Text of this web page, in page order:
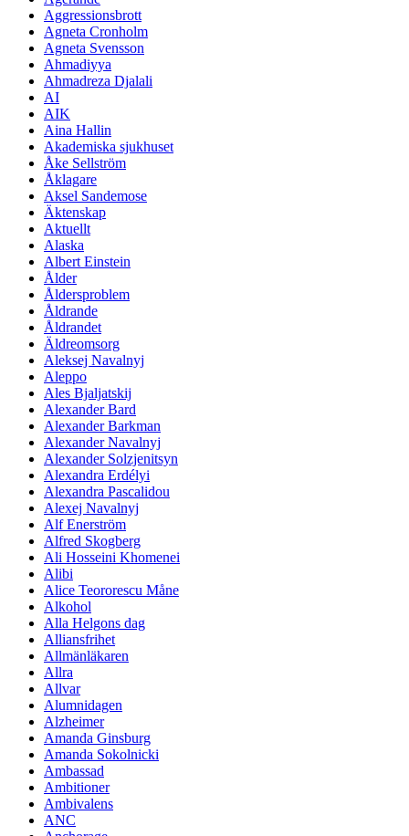
Aggressionsbrott
Agneta Cronholm
Agneta Svensson
Ahmadiyya
Ahmadreza Djalali
AI
AIK
Aina Hallin
Akademiska sjukhuset
Åke Sellström
Åklagare
Aksel Sandemose
Äktenskap
Aktuellt
Alaska
Albert Einstein
Ålder
Åldersproblem
Åldrande
Åldrandet
Äldreomsorg
Aleksej Navalnyj
Aleppo
Ales Bjaljatskij
Alexander Bard
Alexander Barkman
Alexander Navalnyj
Alexander Solzjenitsyn
Alexandra Erdélyi
Alexandra Pascalidou
Alexej Navalnyj
Alf Enerström
Alfred Skogberg
Ali Hosseini Khomenei
Alibi
Alice Teororescu Måne
Alkohol
Alla Helgons dag
Alliansfrihet
Allmänläkaren
Allra
Allvar
Alumnidagen
Alzheimer
Amanda Ginsburg
Amanda Sokolnicki
Ambassad
Ambitioner
Ambivalens
ANC